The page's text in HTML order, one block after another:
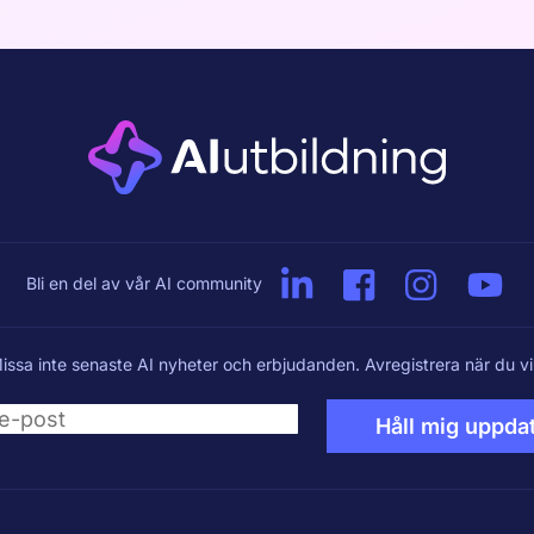
Bli en del av vår AI community
inte senaste AI nyheter och erbjudanden. Avregistrera när du
Håll mig